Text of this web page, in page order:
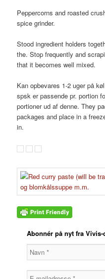
Peppercorns and roasted
spice grinder.
Stood ingredient holders
the. Stop frequently and
that it becomes well mixed.
Kan opbevares 1-2 uger på
spsk er passende pr. portion
portioner ud af denne. They
packages and place in a
in.
Abonnér på nyt fra